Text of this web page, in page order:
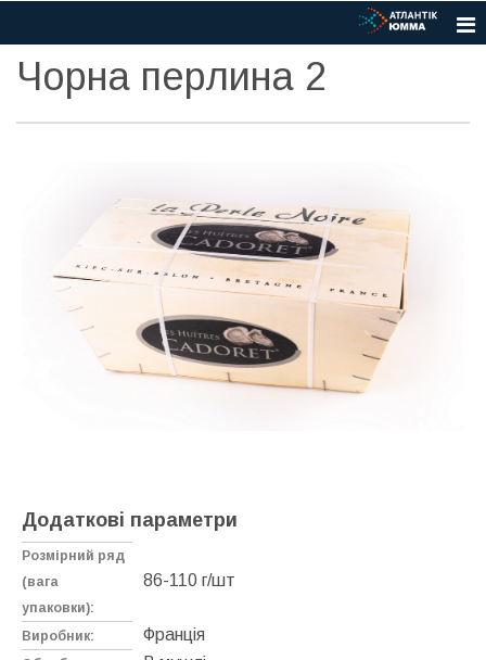
Чорна перлина 2
Додаткові параметри
Розмірний ряд
(вага
упаковки):
86-110 г/шт
Виробник: Франція